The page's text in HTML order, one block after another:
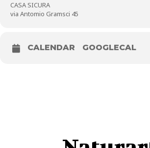
CASA SICURA
via Antomio Gramsci 45
CALENDAR GOOGLECAL